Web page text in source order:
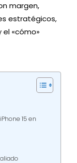
margen,
estratégicos,
el «cómo»
15 en